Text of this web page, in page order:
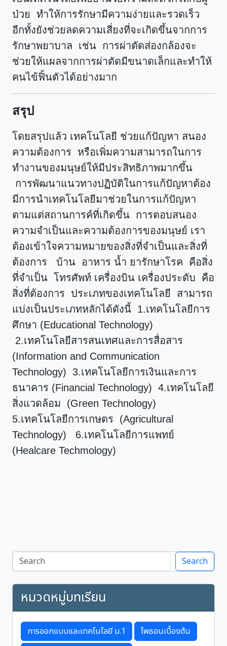
ป่วย ทำให้การรักษามีความง่ายและรวดเร็ว
อีกทั้งยังช่วยลดความเสี่ยงที่จะเกิดขึ้นจากการ
รักษาพยาบาล เช่น การผ่าตัดส่องกล้องจะ
ช่วยให้แผลจากการผ่าตัดมีขนาดเล็กและทำให้
คนไข้ฟิ้นตัวได้อย่างมาก
สรุป
โดยสรุปแล้ว เทคโนโลยี ช่วยแก้ปัญหา สนอง
ความต้องการ หรือเพิ่มความสามารถในการ
ทำงานของมนุษย์ให้มีประสิทธิภาพมากขึ้น
การพัฒนาแนวทางปฏิบัติในการแก้ปัญหาต้อง
มีการนำเทคโนโลยีมาช่วยในการแก้ปัญหา
ตามแต่สถานการค์ที่เกิดขึ้น การตอบสนอง
ความจำเป็นและความต้องการของมนุษย์ เรา
ต้องเข้าใจความหมายของสิ่งที่จำเป็นและสิ่งที่
ต้องการ บ้าน อาหาร น้ำ ยารักษาโรค คือสิ่ง
ที่จำเป็น โทรศัพท์ เครื่องบิน เครื่องประดับ คือ
สิ่งที่ต้องการ ประเภทของเทคโนโลยี สามารถ
แบ่งเป็นประเภทหลักได้ดังนี้ 1.เทคโนโลยีการ
ศึกษา (Educational Technology)
2.เทคโนโลยีสารสนเทศและการสื่อสาร
(Information and Communication
Technology) 3.เทคโนโลยีการเงินและการ
ธนาคาร (Financial Technology) 4.เทคโนโลยี
สิ่งแวดล้อม (Green Technology)
5.เทคโนโลยีการเกษตร (Agricultural
Technology) 6.เทคโนโลยีการแพทย์
(Healcare Techmology)
Search
หมวดหมู่บทเรียน
การออกแบบและเทคโนโลยี ม.1
ไพธอนเบื้องต้น